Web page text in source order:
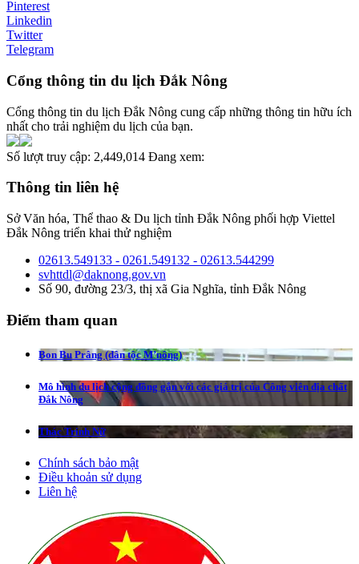
Pinterest
Linkedin
Twitter
Telegram
Cổng thông tin du lịch Đắk Nông
Cổng thông tin du lịch Đắk Nông cung cấp những thông tin hữu ích
nhất cho trải nghiệm du lịch của bạn.
Số lượt truy cập: 2,449,014 Đang xem:
Thông tin liên hệ
Sở Văn hóa, Thể thao & Du lịch tỉnh Đắk Nông phối hợp Viettel
Đắk Nông triển khai thử nghiệm
02613.549133 - 0261.549132 - 02613.544299
svhttdl@daknong.gov.vn
Số 90, đường 23/3, thị xã Gia Nghĩa, tỉnh Đắk Nông
Điểm tham quan
Bon Bu Prâng (dân tộc M’nông)
Mô hình du lịch cộng đồng gắn với các giá trị của Công viên địa chất
Đắk Nông
Thác Trinh Nữ
Chính sách bảo mật
Điều khoản sử dụng
Liên hệ